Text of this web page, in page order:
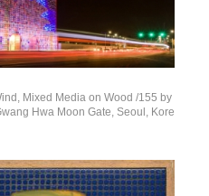
Mixed Media on Wood /155 by